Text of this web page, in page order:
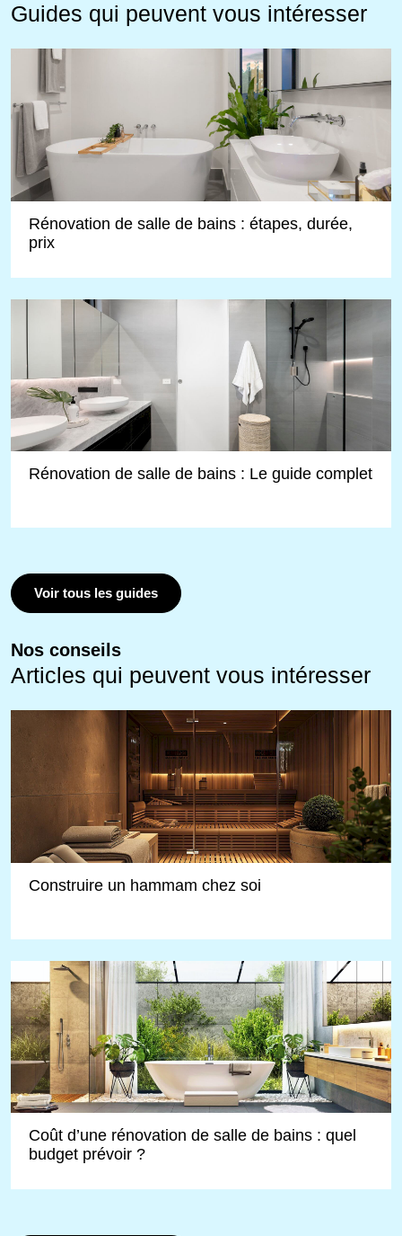
Guides qui peuvent vous intéresser
Rénovation de salle de bains : étapes, durée,
prix
Rénovation de salle de bains : Le guide complet
Voir tous les guides
Nos conseils
Articles qui peuvent vous intéresser
Construire un hammam chez soi
Coût d’une rénovation de salle de bains : quel
budget prévoir ?